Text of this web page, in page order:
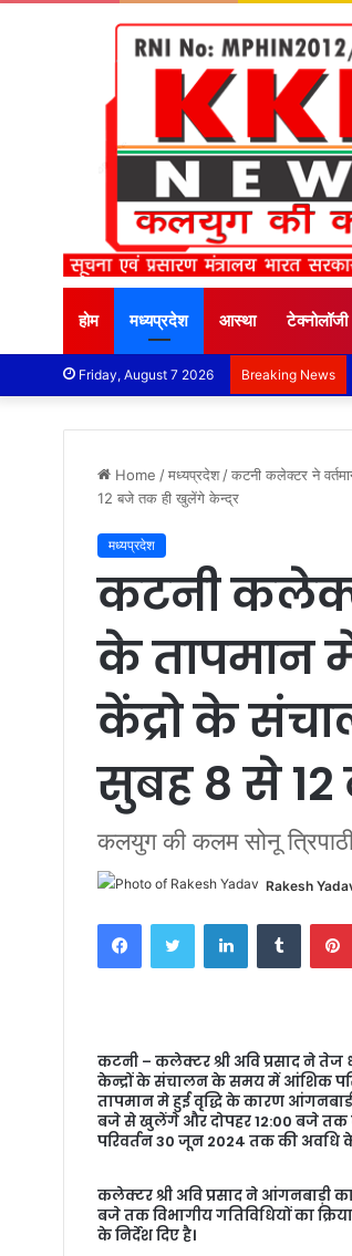
होम मध्यप्रदेश आस्था टेक्नोलॉजी
Friday, August 7 2026 Breaking News
Home /मध्यप्रदेश /कटनी कलेक्टर ने
12 बजे तक ही खुलेंगे केन्द्र
मध्यप्रदेश
कटनी
के तापमान
केंद्रो के
सुबह 8 से
कलयुग की कलम सोनू त्रिपाठी
Rakesh
कटनी – कलेक्टर श्री अवि प्रसाद ने
केन्द्रों के संचालन के समय में आंशिक
तापमान मे हुई वृद्धि के कारण
बजे से खुलेंगे और दोपहर 12:00 बजे तक
परिवर्तन 30 जून 2024 तक की अवधि
कलेक्टर श्री अवि प्रसाद ने आंगनबाड़ी
बजे तक विभागीय गतिविधियों का
के निर्देश दिए है।